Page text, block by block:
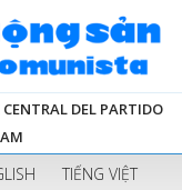
DEL PARTIDO
TIẾNG VIỆT